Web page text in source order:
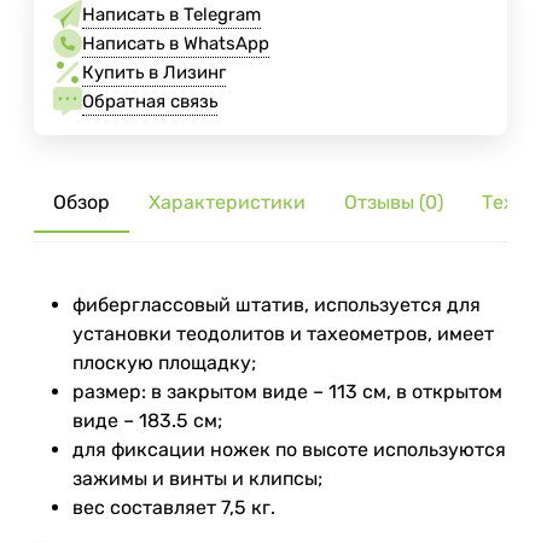
Написать в Telegram
Написать в WhatsApp
Купить в Лизинг
Обратная связь
Обзор Характеристики Отзывы (0) Тех.
фиберглассовый штатив, используется для
установки теодолитов и тахеометров, имеет
плоскую площадку;
размер: в закрытом виде – 113 см, в открытом
виде – 183.5 см;
для фиксации ножек по высоте используются
зажимы и винты и клипсы;
вес составляет 7,5 кг.